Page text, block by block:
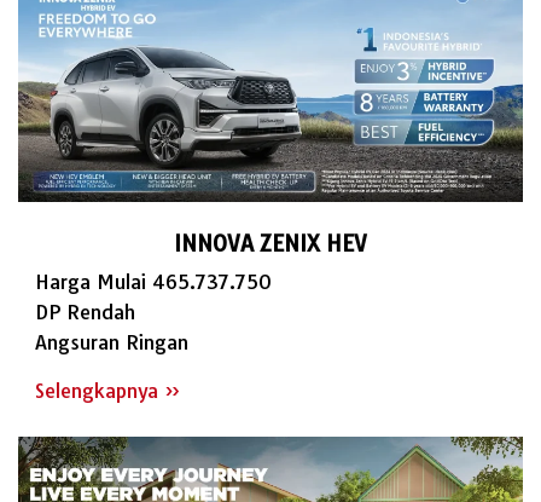
INNOVA ZENIX HEV
Harga Mulai 465.737.750
DP Rendah
Angsuran Ringan
Selengkapnya »